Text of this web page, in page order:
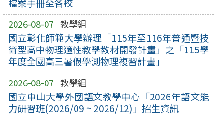
檔案手冊至各校
2026-08-07 教學組
國立彰化師範大學辦理「115年至116年普通暨技
術型高中物理適性教學教材開發計畫」之「115學
年度全國高三暑假學測物理複習計畫」
2026-08-07 教學組
國立中山大學外國語文教學中心「2026年語文能
力研習班(2026/09 ~ 2026/12)」招生資訊